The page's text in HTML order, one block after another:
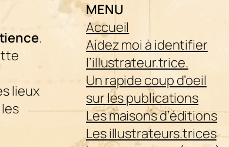
.
lieux
MENU
Accueil
Aidez moi à identifier
l’illustrateur.trice.
Un rapide coup d’oeil
sur les publications
Les maisons d’éditions
Les illustrateurs.trices